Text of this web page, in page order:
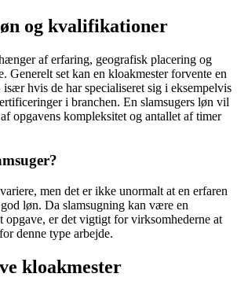
og kvalifikationer
af erfaring, geografisk placering og
Generelt set kan en kloakmester forvente en
hvis de har specialiseret sig i eksempelvis
i branchen. En slamsugers løn vil
opgavens kompleksitet og antallet af timer
men det er ikke unormalt at en erfaren
løn. Da slamsugning kan være en
er det vigtigt for virksomhederne at
denne type arbejde.
kloakmester